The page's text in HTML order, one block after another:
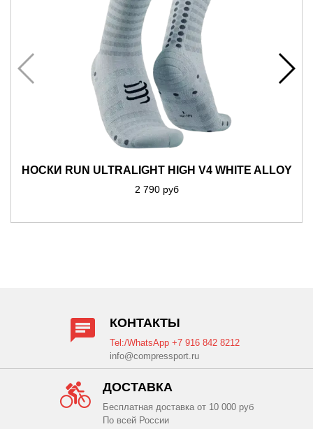
НОСКИ RUN ULTRALIGHT HIGH V4 WHITE ALLOY
2 790 руб
КОНТАКТЫ
Tel:/WhatsApp +7 916 842 8212
info@compressport.ru
ДОСТАВКА
Бесплатная доставка от 10 000 руб
По всей России